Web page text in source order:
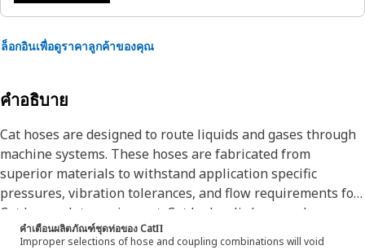
ล็อกอินเพื่อดูราคาลูกค้าของคุณ
คำอธิบาย
Cat hoses are designed to route liquids and gases through
machine systems. These hoses are fabricated from
superior materials to withstand application specific
pressures, vibration tolerances, and flow requirements for
Cat heavy-duty equipment. Cat hydraulic hose and
couplings are subjected to the most rigorous testing
คำเตือนผลิตภัณฑ์ชุดท่อของ CatΠ
Improper selections of hose and coupling combinations will void